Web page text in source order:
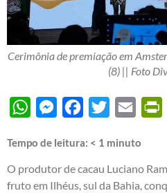
Cerimônia de premiação em
(8) || Foto
WhatsAppMessengerFacebook
Twitter Email
Tempo de leitura: < 1 minuto
O produtor de cacau Luciano
fruto em Ilhéus, sul da Bahia,